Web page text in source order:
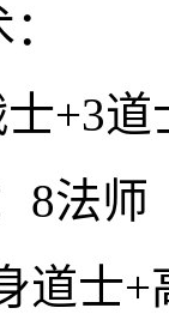
+3
8法师
道士+